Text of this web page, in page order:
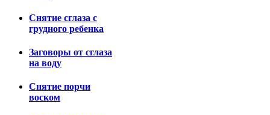
Снятие сглаза с
грудного ребенка
Заговоры от сглаза
на воду
Снятие порчи
воском